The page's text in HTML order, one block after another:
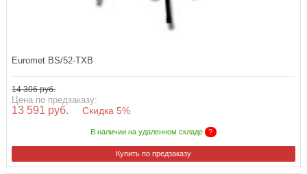
Euromet BS/52-TXB
14 306 руб.
Цена по предзаказу:
13 591 руб. Скидка 5%
В наличии на удаленном складе ?
Купить по предзаказу